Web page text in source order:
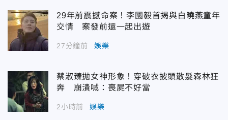
29年前震撼命案！李國毅首揭與白曉燕童年
交情 案發前還一起出遊
27分鐘前 娛樂
蔡淑臻拋女神形象！穿破衣披頭散髮森林狂
奔 崩潰喊：喪屍不好當
2小時前 娛樂